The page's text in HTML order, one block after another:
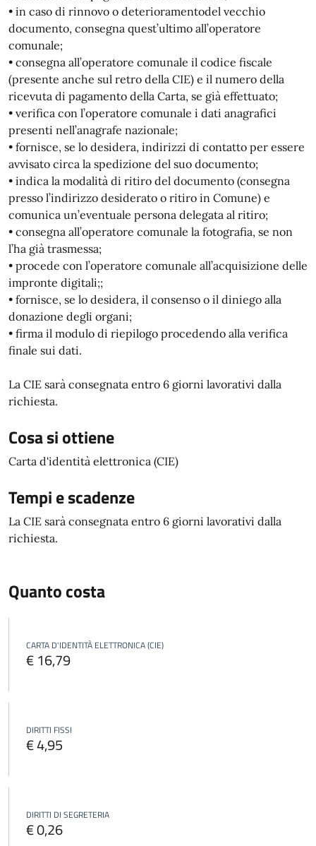
• in caso di rinnovo o deterioramentodel vecchio
documento, consegna quest’ultimo all’operatore
comunale;
• consegna all’operatore comunale il codice fiscale
(presente anche sul retro della CIE) e il numero della
ricevuta di pagamento della Carta, se già effettuato;
• verifica con l’operatore comunale i dati anagrafici
presenti nell’anagrafe nazionale;
• fornisce, se lo desidera, indirizzi di contatto per essere
avvisato circa la spedizione del suo documento;
• indica la modalità di ritiro del documento (consegna
presso l’indirizzo desiderato o ritiro in Comune) e
comunica un’eventuale persona delegata al ritiro;
• consegna all’operatore comunale la fotografia, se non
l’ha già trasmessa;
• procede con l’operatore comunale all’acquisizione delle
impronte digitali;;
• fornisce, se lo desidera, il consenso o il diniego alla
donazione degli organi;
• firma il modulo di riepilogo procedendo alla verifica
finale sui dati.
La CIE sarà consegnata entro 6 giorni lavorativi dalla
richiesta.
Cosa si ottiene
Carta d'identità elettronica (CIE)
Tempi e scadenze
La CIE sarà consegnata entro 6 giorni lavorativi dalla
richiesta.
Quanto costa
CARTA D'IDENTITÀ ELETTRONICA (CIE)
€ 16,79
DIRITTI FISSI
€ 4,95
DIRITTI DI SEGRETERIA
€ 0,26